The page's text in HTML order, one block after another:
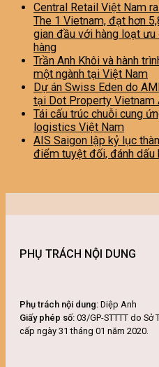
Central Retail Việt Nam
The 1 Vietnam, đạt hơn
gian đầu với hàng loạt
hàng
Trần Anh Khôi và hành
một ngành tại Việt Nam
Dự án Swiss Eden do
tại Dot Property Vietnam
Tái cấu trúc chuỗi cung
logistics Việt Nam
AIS Saigon lập kỷ lục
điểm tuyệt đối, đánh dấu
PHỤ TRÁCH NỘI DUNG
Phụ trách nội dung: Diệp Anh
Giấy phép số: 03/GP-STTTT do Sở
cấp ngày 31 tháng 01 năm 2020.